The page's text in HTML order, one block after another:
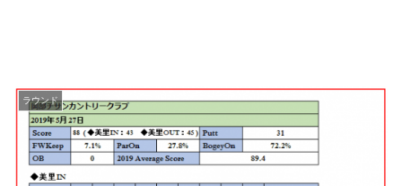
ラウンド